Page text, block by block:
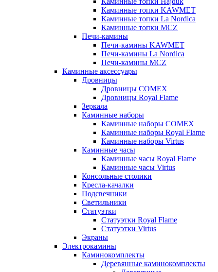
Каминные топки KAWMET
Каминные топки La Nordica
Каминные топки MCZ
Печи-камины
Печи-камины KAWMET
Печи-камины La Nordica
Печи-камины MCZ
Каминные аксессуары
Дровницы
Дровницы COMEX
Дровницы Royal Flame
Зеркала
Каминные наборы
Каминные наборы COMEX
Каминные наборы Royal Flame
Каминные наборы Virtus
Каминные часы
Каминные часы Royal Flame
Каминные часы Virtus
Консольные столики
Кресла-качалки
Подсвечники
Светильники
Статуэтки
Статуэтки Royal Flame
Статуэтки Virtus
Экраны
Электрокамины
Каминокомплекты
Деревянные каминокомплекты